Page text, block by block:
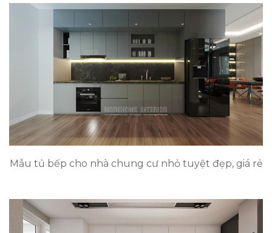
Mẫu tủ bếp cho nhà chung cư nhỏ tuyệt đẹp, giá rẻ